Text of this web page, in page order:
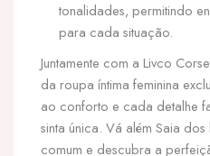
tonalidades, permitindo
para cada situação.
Juntamente com a Livco
da roupa íntima feminina
ao conforto e cada detalhe
sinta única. Vá além Saia
comum e descubra a